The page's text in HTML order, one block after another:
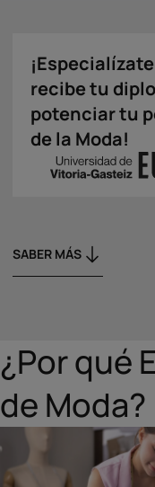
recibe tu
potenciar tu
de la Moda!
SABER MÁS
¿Por qué
de Moda?